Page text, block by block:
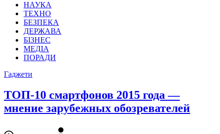
НАУКА
ТЕХНО
БЕЗПЕКА
ДЕРЖАВА
БІЗНЕС
МЕДІА
ПОРАДИ
Гаджети
ТОП-10 смартфонов 2015 года —
мнение зарубежных обозревателей